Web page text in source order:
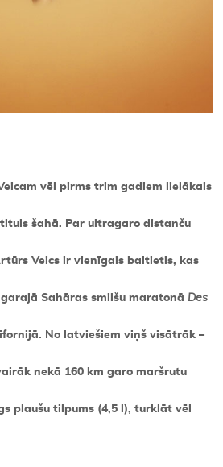
vēl pirms trim gadiem lielākais
šahā. Par ultragaro distanču
Veics ir vienīgais baltietis, kas
Sahāras smilšu maratonā Des
No latviešiem viņš visātrāk –
nekā 160 km garo maršrutu
plaušu tilpums (4,5 l), turklāt vēl